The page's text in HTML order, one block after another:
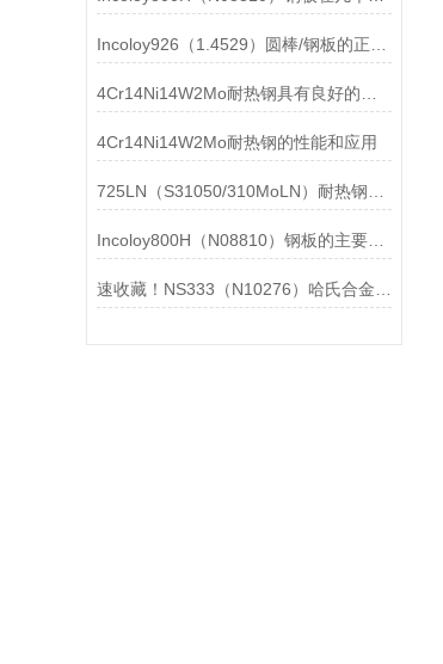
4Cr14Ni14W2Mo耐热钢的性能和应用
Incoloy800H（N08810）钢板的主要成分是镍和铁